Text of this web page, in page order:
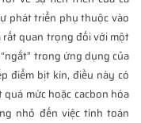
phát triển phụ thuộc vào
rất quan trọng đối với một
trong ứng dụng của
điểm bịt kín, điều này có
mức hoặc cacbon hóa
nhỏ đến việc tính toán